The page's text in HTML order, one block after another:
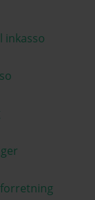
inkasso